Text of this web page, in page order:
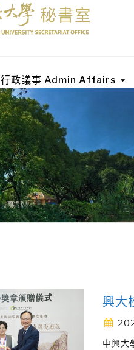
行政議事 Admin Affairs
興大
中興大